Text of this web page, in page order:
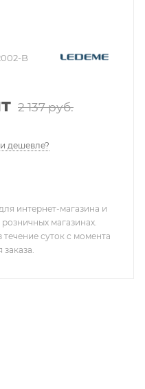
B
2 137руб.
дешевле?
интернет-магазина и
магазинах.
течение суток с момента